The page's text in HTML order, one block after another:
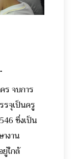
ร จบการ
รจุเป็นครู
ซึ่งเป็น
งาน
ใกล้